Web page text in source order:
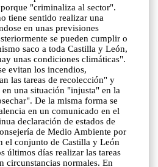
"criminaliza al sector".
tiene sentido realizar una
en unas previsiones
se pueden cumplir o
saco a toda Castilla y León,
unas condiciones climáticas".
evitan los incendios,
las tareas de recolección" y
una situación "injusta" en la
De la misma forma se
en un comunicado en el
declaración de estados de
de Medio Ambiente por
el conjunto de Castilla y León
últimos días realizar las tareas
circunstancias normales. En